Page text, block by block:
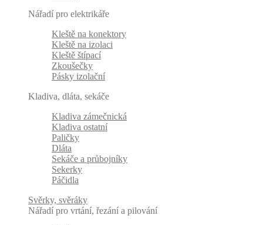
Nářadí pro elektrikáře
Kleště na konektory
Kleště na izolaci
Kleště štípací
Zkoušečky
Pásky izolační
Kladiva, dláta, sekáče
Kladiva zámečnická
Kladiva ostatní
Paličky
Dláta
Sekáče a průbojníky
Sekerky
Páčidla
Svěrky, svěráky
Nářadí pro vrtání, řezání a pilování